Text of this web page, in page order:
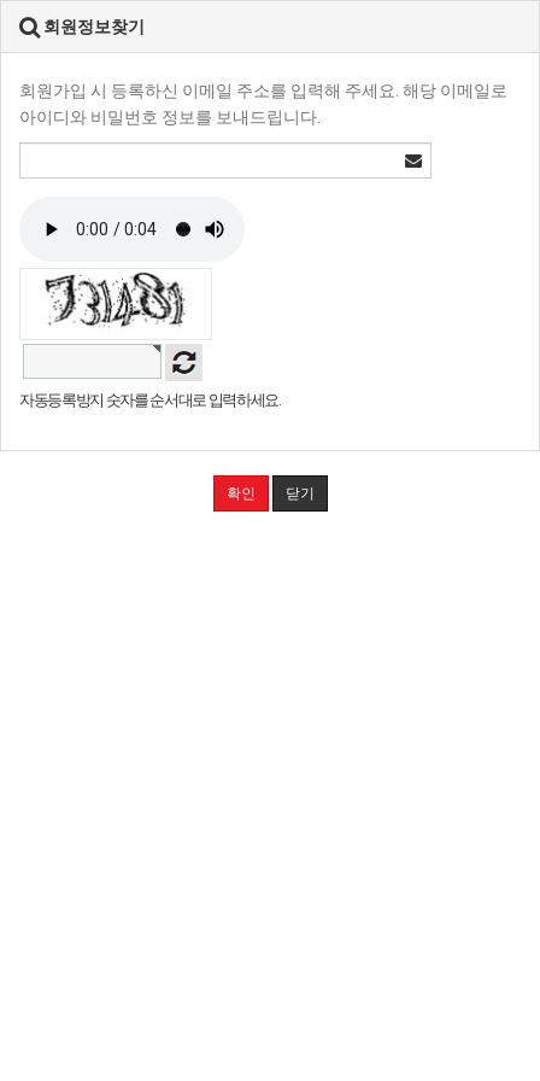
회원정보찾기
회원가입 시 등록하신 이메일 주소를 입력해 주세요. 해당 이메일로
아이디와 비밀번호 정보를 보내드립니다.
자동등록방지 숫자를 순서대로 입력하세요.
확인 닫기